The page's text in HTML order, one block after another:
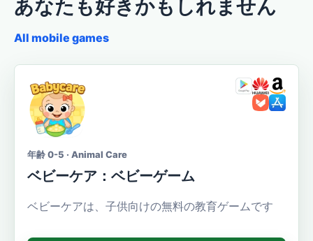
あなたも好きかもしれません
All mobile games
年齢 0-5 · Animal Care
ベビーケア：ベビーゲーム
ベビーケアは、子供向けの無料の教育ゲームです